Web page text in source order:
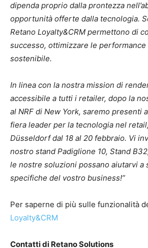
dipenda proprio dalla prontezza
opportunità offerte dalla tecnologia.
Retano Loyalty&CRM permettono di
successo, ottimizzare le
sostenibile.
In linea con la nostra mission di
accessibile a tutti i retailer, dopo la
al NRF di New York, saremo presenti
fiera leader per la tecnologia nel
Düsseldorf dal 18 al 20 febbraio. Vi
nostro stand Padiglione 10, Stand
le nostre soluzioni possano aiutarvi a
specifiche del vostro business!”
Per saperne di più sulle funzionalità
Loyalty&CRM
Contatti di Retano Solutions